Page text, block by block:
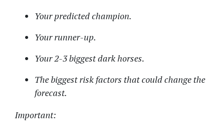
Your predicted champion.
Your runner-up.
Your 2-3 biggest dark horses.
The biggest risk factors that could change the
forecast.
Important: